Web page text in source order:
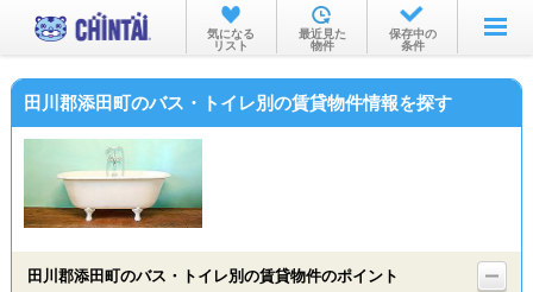
お部屋を探す
沿線・駅から
物件特集から
気になる
リスト
最近見た
物件
保存中の
条件
田川郡添田町のバス・トイレ別の賃貸物件情報を探す
田川郡添田町のバス・トイレ別の賃貸物件のポイント